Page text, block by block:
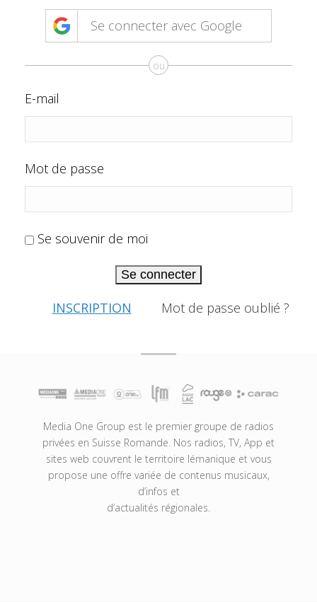
Se connecter avec Google
ou
E-mail
Mot de passe
Se souvenir de moi
Se connecter
INSCRIPTION Mot de passe oublié ?
Media One Group est le premier groupe de radios
privées en Suisse Romande. Nos radios, TV, App et
sites web couvrent le territoire lémanique et vous
propose une offre variée de contenus musicaux,
d’infos et
d’actualités régionales.